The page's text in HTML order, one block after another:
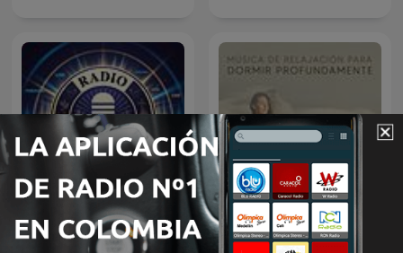
Emisora Cristiana
Música de Relajación para
DORMIR